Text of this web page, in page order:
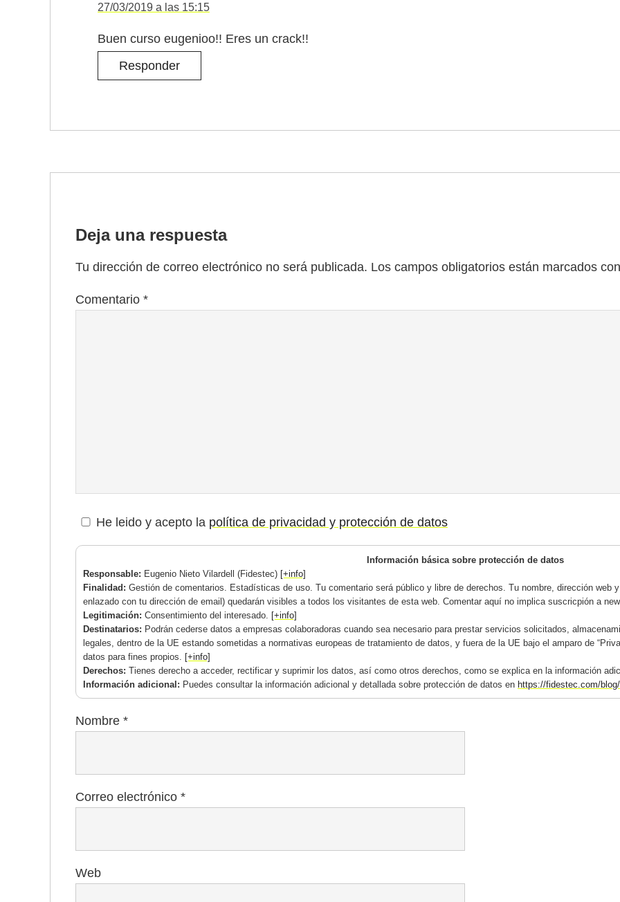
27/03/2019 a las 15:15
Buen curso eugenioo!! Eres un crack!!
Responder
Deja una respuesta
Tu dirección de correo electrónico no será publicada. Los campos obligatorios están marcados
Comentario *
He leido y acepto la política de privacidad y protección de datos
Información básica sobre protección de datos
Responsable: Eugenio Nieto Vilardell (Fidestec) [+info]
Finalidad: Gestión de comentarios. Estadísticas de uso. Tu comentario será público y libre de derechos. Tu nombre, dirección web
enlazado con tu dirección de email) quedarán visibles a todos los visitantes de esta web. Comentar aquí no implica suscricpión a
Legitimación: Consentimiento del interesado. [+info]
Destinatarios: Podrán cederse datos a empresas colaboradoras cuando sea necesario para prestar servicios solicitados,
legales, dentro de la UE estando sometidas a normativas europeas de tratamiento de datos, y fuera de la UE bajo el amparo de
datos para fines propios. [+info]
Derechos: Tienes derecho a acceder, rectificar y suprimir los datos, así como otros derechos, como se explica en la información
Información adicional: Puedes consultar la información adicional y detallada sobre protección de datos en https://fidestec.com/
Nombre *
Correo electrónico *
Web